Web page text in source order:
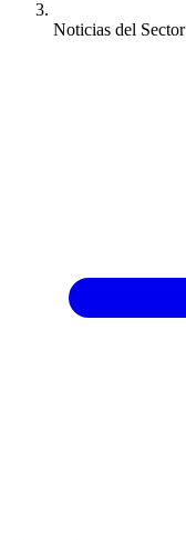
Noticias del Sector